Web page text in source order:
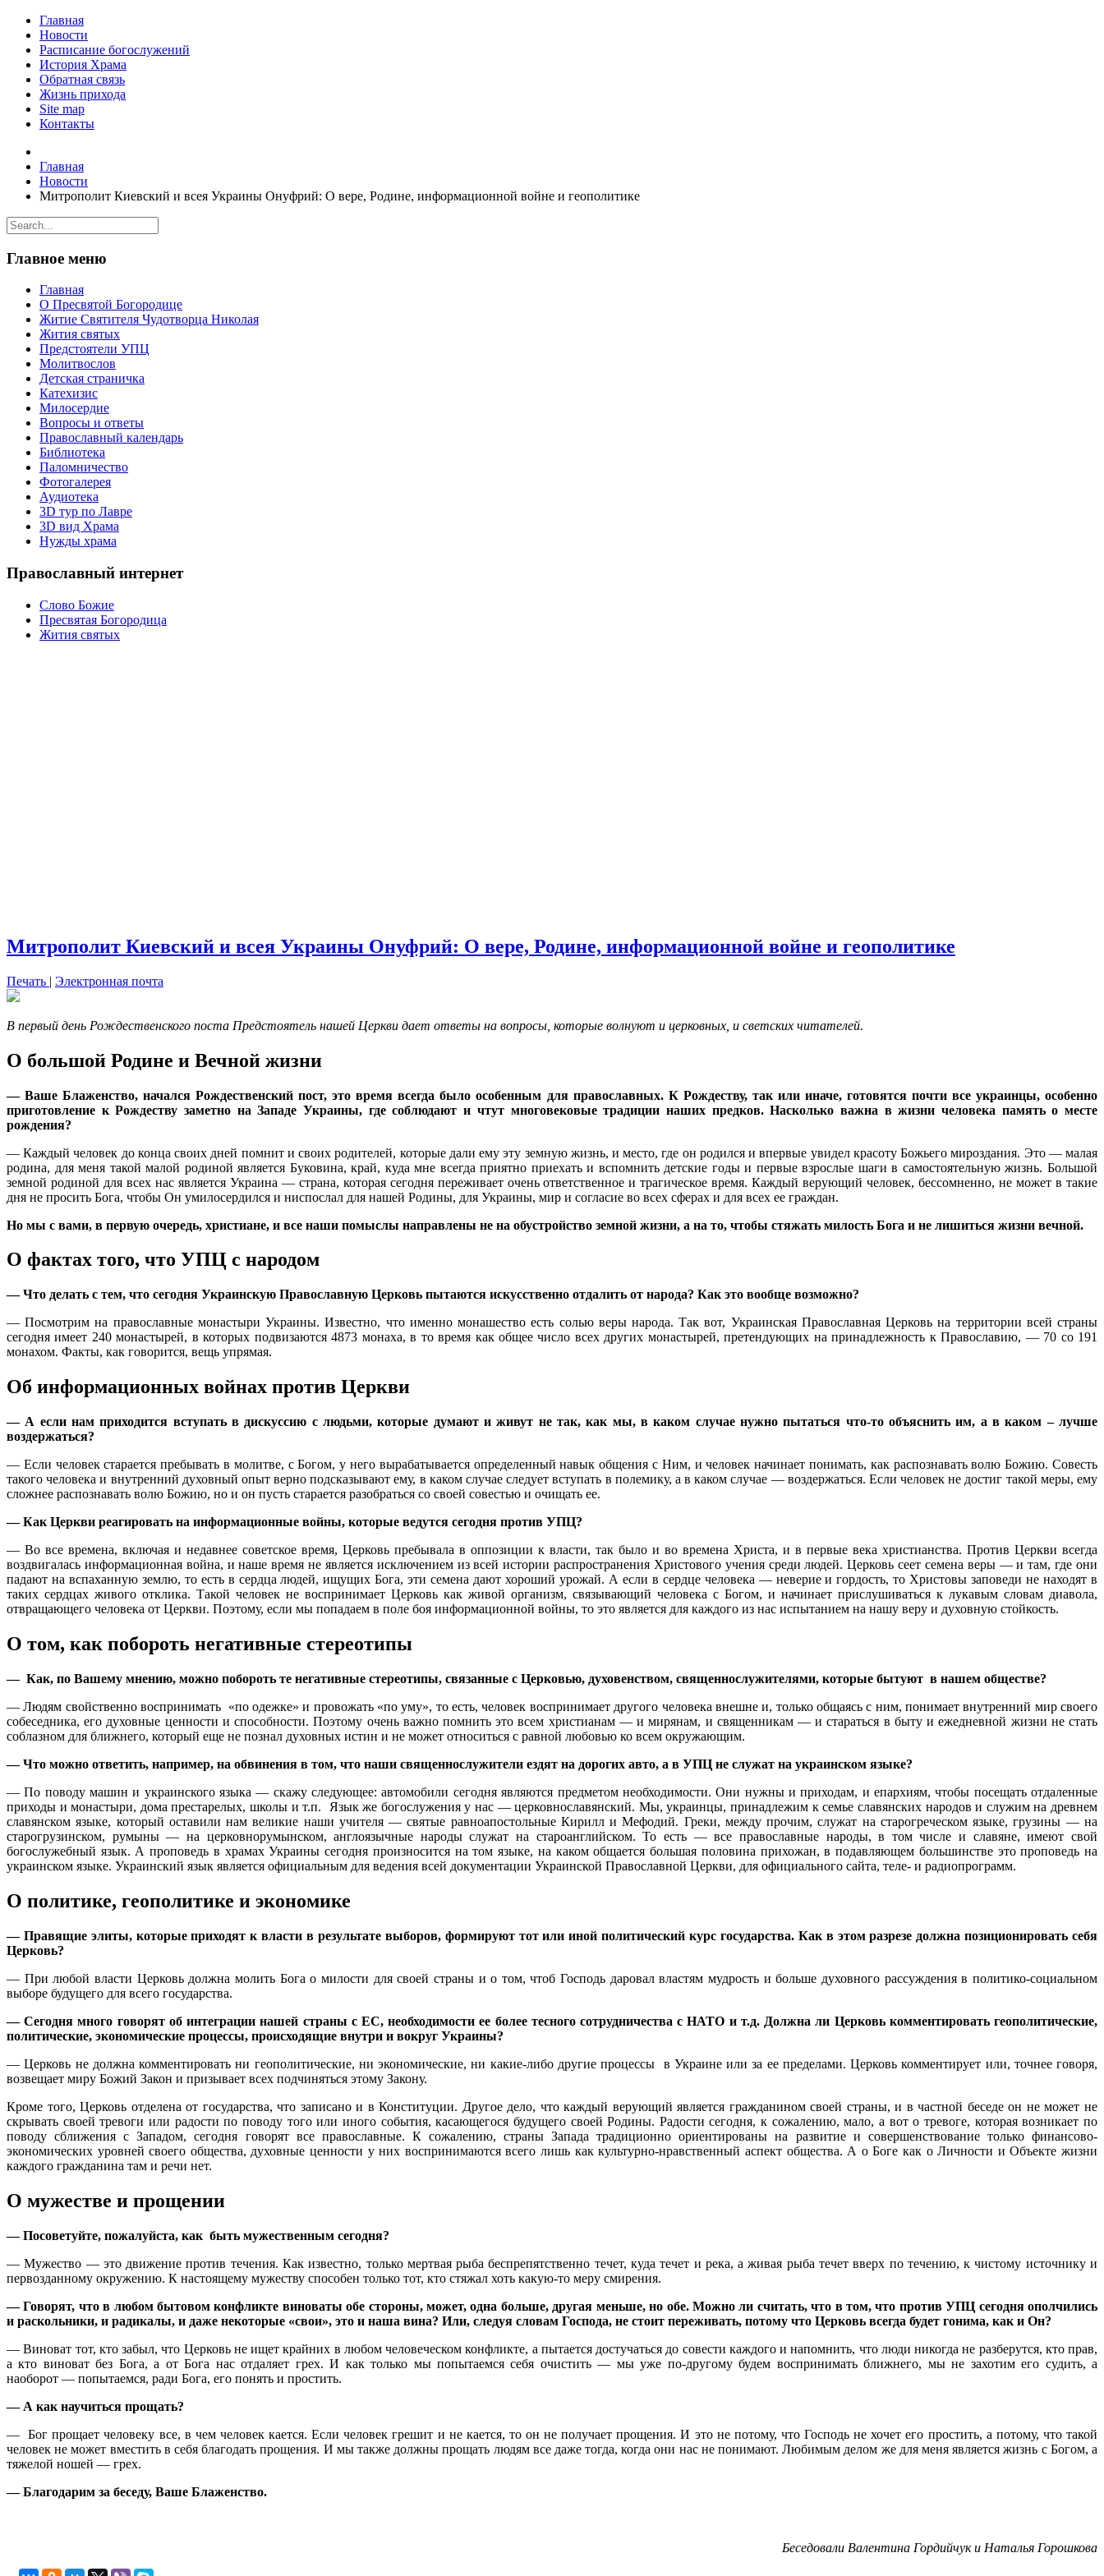
Главная
Новости
Расписание богослужений
История Храма
Обратная связь
Жизнь прихода
Site map
Контакты
Главная
Новости
Митрополит Киевский и всея Украины Онуфрий: О вере, Родине, информационной войне и геополитике
Главное меню
Главная
О Пресвятой Богородице
Житие Святителя Чудотворца Николая
Жития святых
Предстоятели УПЦ
Молитвослов
Детская страничка
Катехизис
Милосердие
Вопросы и ответы
Православный календарь
Библиотека
Паломничество
Фотогалерея
Аудиотека
3D тур по Лавре
3D вид Храма
Нужды храма
Православный интернет
Слово Божие
Пресвятая Богородица
Жития святых
Митрополит Киевский и всея Украины Онуфрий: О вере, Родине, информационной войне и геополитике
Печать | Электронная почта
В первый день Рождественского поста Предстоятель нашей Церкви дает ответы на вопросы, которые волнуют и церковных, и светских читателей.
О большой Родине и Вечной жизни
— Ваше Блаженство, начался Рождественский пост, это время всегда было особенным для православных. К Рождеству, так или иначе, готовятся почти все украинцы, особенно
приготовление к Рождеству заметно на Западе Украины, где соблюдают и чтут многовековые традиции наших предков. Насколько важна в жизни человека память о месте
рождения?
— Каждый человек до конца своих дней помнит и своих родителей, которые дали ему эту земную жизнь, и место, где он родился и впервые увидел красоту Божьего мироздания. Это — малая
родина, для меня такой малой родиной является Буковина, край, куда мне всегда приятно приехать и вспомнить детские годы и первые взрослые шаги в самостоятельную жизнь. Большой
земной родиной для всех нас является Украина — страна, которая сегодня переживает очень ответственное и трагическое время. Каждый верующий человек, бессомненно, не может в такие
дня не просить Бога, чтобы Он умилосердился и ниспослал для нашей Родины, для Украины, мир и согласие во всех сферах и для всех ее граждан.
Но мы с вами, в первую очередь, христиане, и все наши помыслы направлены не на обустройство земной жизни, а на то, чтобы стяжать милость Бога и не лишиться жизни вечной.
О фактах того, что УПЦ с народом
— Что делать с тем, что сегодня Украинскую Православную Церковь пытаются искусственно отдалить от народа? Как это вообще возможно?
— Посмотрим на православные монастыри Украины. Известно, что именно монашество есть солью веры народа. Так вот, Украинская Православная Церковь на территории всей страны
сегодня имеет 240 монастырей, в которых подвизаются 4873 монаха, в то время как общее число всех других монастырей, претендующих на принадлежность к Православию, — 70 со 191
монахом. Факты, как говорится, вещь упрямая.
Об информационных войнах против Церкви
— А если нам приходится вступать в дискуссию с людьми, которые думают и живут не так, как мы, в каком случае нужно пытаться что-то объяснить им, а в каком – лучше
воздержаться?
— Если человек старается пребывать в молитве, с Богом, у него вырабатывается определенный навык общения с Ним, и человек начинает понимать, как распознавать волю Божию. Совесть
такого человека и внутренний духовный опыт верно подсказывают ему, в каком случае следует вступать в полемику, а в каком случае — воздержаться. Если человек не достиг такой меры, ему
сложнее распознавать волю Божию, но и он пусть старается разобраться со своей совестью и очищать ее.
— Как Церкви реагировать на информационные войны, которые ведутся сегодня против УПЦ?
— Во все времена, включая и недавнее советское время, Церковь пребывала в оппозиции к власти, так было и во времена Христа, и в первые века христианства. Против Церкви всегда
воздвигалась информационная война, и наше время не является исключением из всей истории распространения Христового учения среди людей. Церковь сеет семена веры — и там, где они
падают на вспаханную землю, то есть в сердца людей, ищущих Бога, эти семена дают хороший урожай. А если в сердце человека — неверие и гордость, то Христовы заповеди не находят в
таких сердцах живого отклика. Такой человек не воспринимает Церковь как живой организм, связывающий человека с Богом, и начинает прислушиваться к лукавым словам диавола,
отвращающего человека от Церкви. Поэтому, если мы попадаем в поле боя информационной войны, то это является для каждого из нас испытанием на нашу веру и духовную стойкость.
О том, как побороть негативные стереотипы
— Как, по Вашему мнению, можно побороть те негативные стереотипы, связанные с Церковью, духовенством, священнослужителями, которые бытуют в нашем обществе?
— Людям свойственно воспринимать «по одежке» и провожать «по уму», то есть, человек воспринимает другого человека внешне и, только общаясь с ним, понимает внутренний мир своего
собеседника, его духовные ценности и способности. Поэтому очень важно помнить это всем христианам — и мирянам, и священникам — и стараться в быту и ежедневной жизни не стать
соблазном для ближнего, который еще не познал духовных истин и не может относиться с равной любовью ко всем окружающим.
— Что можно ответить, например, на обвинения в том, что наши священнослужители ездят на дорогих авто, а в УПЦ не служат на украинском языке?
— По поводу машин и украинского языка — скажу следующее: автомобили сегодня являются предметом необходимости. Они нужны и приходам, и епархиям, чтобы посещать отдаленные
приходы и монастыри, дома престарелых, школы и т.п. Язык же богослужения у нас — церковнославянский. Мы, украинцы, принадлежим к семье славянских народов и служим на древнем
славянском языке, который оставили нам великие наши учителя — святые равноапостольные Кирилл и Мефодий. Греки, между прочим, служат на старогреческом языке, грузины — на
старогрузинском, румыны — на церковнорумынском, англоязычные народы служат на староанглийском. То есть — все православные народы, в том числе и славяне, имеют свой
богослужебный язык. А проповедь в храмах Украины сегодня произносится на том языке, на каком общается большая половина прихожан, в подавляющем большинстве это проповедь на
украинском языке. Украинский язык является официальным для ведения всей документации Украинской Православной Церкви, для официального сайта, теле- и радиопрограмм.
О политике, геополитике и экономике
— Правящие элиты, которые приходят к власти в результате выборов, формируют тот или иной политический курс государства. Как в этом разрезе должна позиционировать себя
Церковь?
— При любой власти Церковь должна молить Бога о милости для своей страны и о том, чтоб Господь даровал властям мудрость и больше духовного рассуждения в политико-социальном
выборе будущего для всего государства.
— Сегодня много говорят об интеграции нашей страны с ЕС, необходимости ее более тесного сотрудничества с НАТО и т.д. Должна ли Церковь комментировать геополитические,
политические, экономические процессы, происходящие внутри и вокруг Украины?
— Церковь не должна комментировать ни геополитические, ни экономические, ни какие-либо другие процессы в Украине или за ее пределами. Церковь комментирует или, точнее говоря,
возвещает миру Божий Закон и призывает всех подчиняться этому Закону.
Кроме того, Церковь отделена от государства, что записано и в Конституции. Другое дело, что каждый верующий является гражданином своей страны, и в частной беседе он не может не
скрывать своей тревоги или радости по поводу того или иного события, касающегося будущего своей Родины. Радости сегодня, к сожалению, мало, а вот о тревоге, которая возникает по
поводу сближения с Западом, сегодня говорят все православные. К сожалению, страны Запада традиционно ориентированы на развитие и совершенствование только финансово-
экономических уровней своего общества, духовные ценности у них воспринимаются всего лишь как культурно-нравственный аспект общества. А о Боге как о Личности и Объекте жизни
каждого гражданина там и речи нет.
О мужестве и прощении
— Посоветуйте, пожалуйста, как быть мужественным сегодня?
— Мужество — это движение против течения. Как известно, только мертвая рыба беспрепятственно течет, куда течет и река, а живая рыба течет вверх по течению, к чистому источнику и
первозданному окружению. К настоящему мужеству способен только тот, кто стяжал хоть какую-то меру смирения.
— Говорят, что в любом бытовом конфликте виноваты обе стороны, может, одна больше, другая меньше, но обе. Можно ли считать, что в том, что против УПЦ сегодня ополчились
и раскольники, и радикалы, и даже некоторые «свои», это и наша вина? Или, следуя словам Господа, не стоит переживать, потому что Церковь всегда будет гонима, как и Он?
— Виноват тот, кто забыл, что Церковь не ищет крайних в любом человеческом конфликте, а пытается достучаться до совести каждого и напомнить, что люди никогда не разберутся, кто прав,
а кто виноват без Бога, а от Бога нас отдаляет грех. И как только мы попытаемся себя очистить — мы уже по-другому будем воспринимать ближнего, мы не захотим его судить, а
наоборот — попытаемся, ради Бога, его понять и простить.
— А как научиться прощать?
— Бог прощает человеку все, в чем человек кается. Если человек грешит и не кается, то он не получает прощения. И это не потому, что Господь не хочет его простить, а потому, что такой
человек не может вместить в себя благодать прощения. И мы также должны прощать людям все даже тогда, когда они нас не понимают. Любимым делом же для меня является жизнь с Богом, а
тяжелой ношей — грех.
— Благодарим за беседу, Ваше Блаженство.
Беседовали Валентина Гордийчук и Наталья Горошкова